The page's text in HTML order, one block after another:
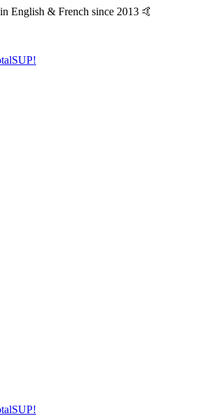
English & French since 2013 🤙